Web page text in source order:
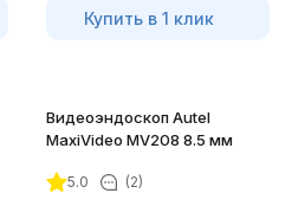
Купить в 1 клик
Видеоэндоскоп Autel
MaxiVideo MV208 8.5 мм
5.0 (2)